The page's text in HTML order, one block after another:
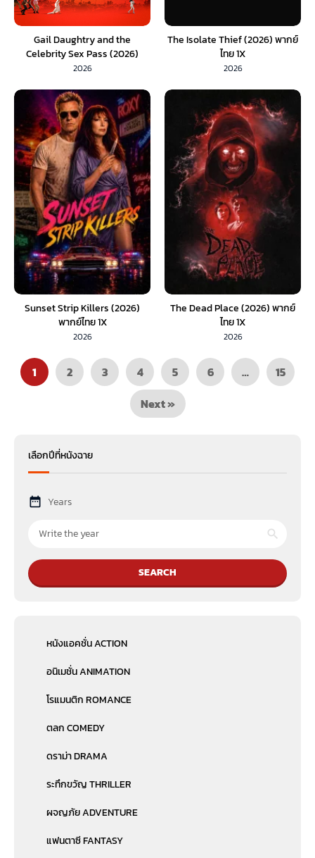
Gail Daughtry and the
Celebrity Sex Pass (2026)
พากย์ไทย 1X
2026
The Isolate Thief (2026) พากย์
ไทย 1X
2026
Sunset Strip Killers (2026)
พากย์ไทย 1X
2026
The Dead Place (2026) พากย์
ไทย 1X
2026
1 2 3 4 5 6 …
15
Next »
เลือกปีที่หนังฉาย
Years
SEARCH
หนังแอคชั่น ACTION
อนิเมชั่น ANIMATION
โรแมนติก ROMANCE
ตลก COMEDY
ดราม่า DRAMA
ระทึกขวัญ THRILLER
ผจญภัย ADVENTURE
แฟนตาซี FANTASY